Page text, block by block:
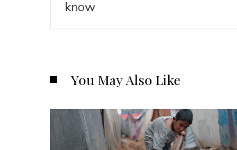
You May Also Like